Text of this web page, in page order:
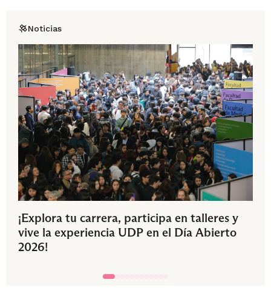
Noticias
¡Explora tu carrera, participa en talleres y
vive la experiencia UDP en el Día Abierto
2026!